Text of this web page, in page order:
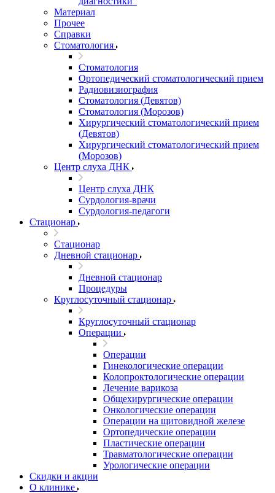
Материал
Прочее
Справки
Стоматология
Стоматология
Ортопедический стоматологический прием
Радиовизиография
Стоматология (Девятов)
Стоматология (Морозов)
Хирургический стоматологический прием
(Девятов)
Хирургический стоматологический прием
(Морозов)
Центр слуха ДНК
Центр слуха ДНК
Сурдология-врачи
Сурдология-педагоги
Стационар
Стационар
Дневной стационар
Дневной стационар
Процедуры
Круглосуточный стационар
Круглосуточный стационар
Операции
Операции
Гинекологические операции
Колопроктологические операции
Лечение варикоза
Общехирургические операции
Онкологические операции
Операции на щитовидной железе
Ортопедические операции
Пластические операции
Травматологические операции
Урологические операции
Скидки и акции
О клинике